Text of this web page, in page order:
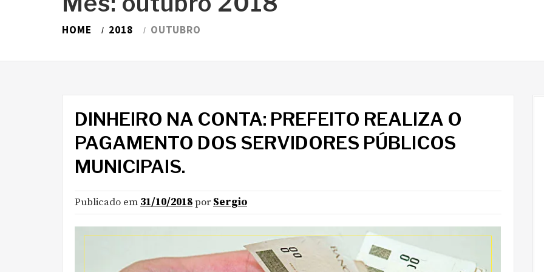
HOME 2018 OUTUBRO
DINHEIRO NA CONTA: PREFEITO REALIZA O
PAGAMENTO DOS SERVIDORES PÚBLICOS
MUNICIPAIS.
Publicado em 31/10/2018por Sergio